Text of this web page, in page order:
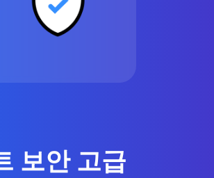
보안 고급